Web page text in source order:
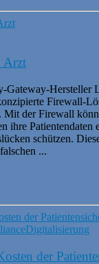
Arzt
Gateway-Hersteller
Firewall-
Mit der Firewall
ihre Patientendaten
schützen.
...
Digitalisierung
der